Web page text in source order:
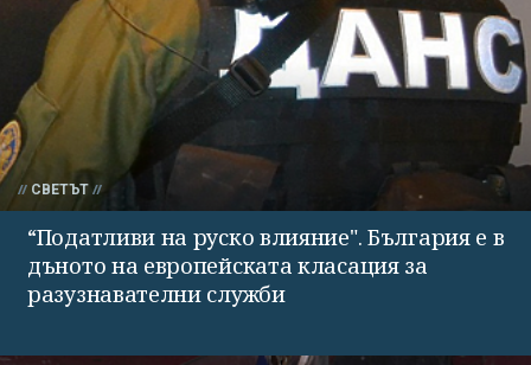
СВЕТЪТ
“Податливи на руско влияние". България е в
дъното на европейската класация за
разузнавателни служби